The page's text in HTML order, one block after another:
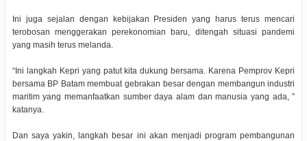
Ini juga sejalan dengan kebijakan Presiden yang harus terus mencari
terobosan menggerakan perekonomian baru, ditengah situasi pandemi
yang masih terus melanda.
“Ini langkah Kepri yang patut kita dukung bersama. Karena Pemprov Kepri
bersama BP Batam membuat gebrakan besar dengan membangun industri
maritim yang memanfaatkan sumber daya alam dan manusia yang ada, ”
katanya.
Dan saya yakin, langkah besar ini akan menjadi program pembangunan